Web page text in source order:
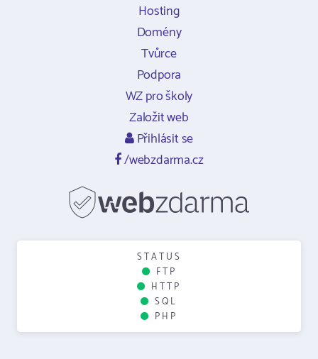
Hosting
Domény
Tvůrce
Podpora
WZ pro školy
Založit web
Přihlásit se
/webzdarma.cz
STATUS
FTP
HTTP
SQL
PHP